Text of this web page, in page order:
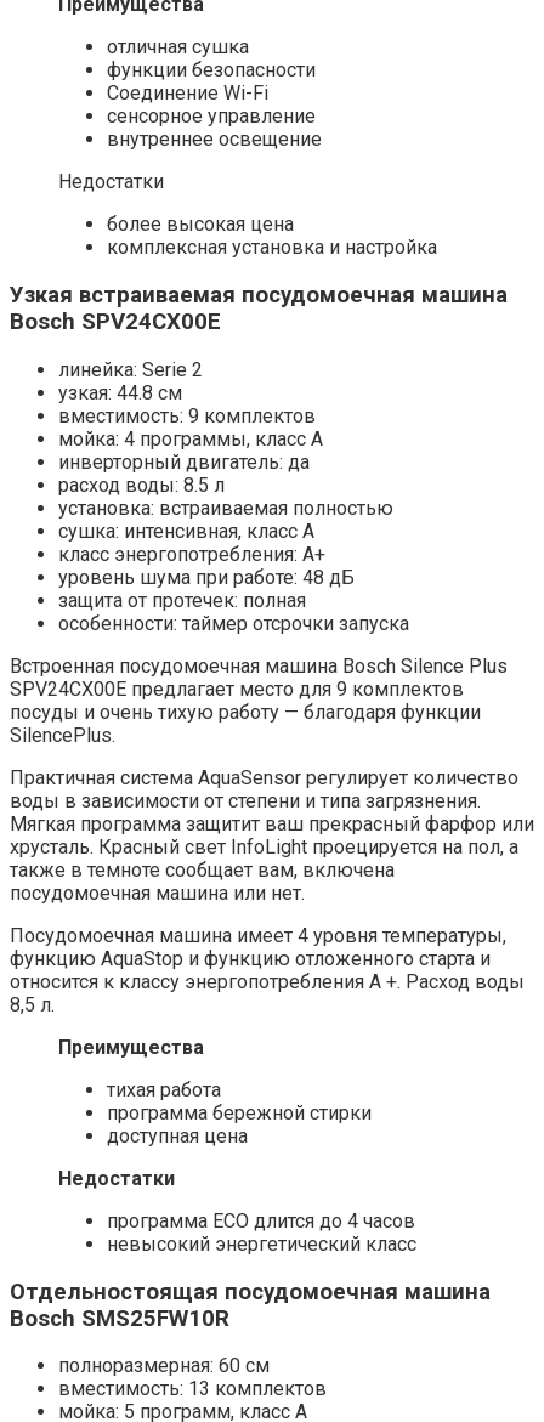
Преимущества
отличная сушка
функции безопасности
Соединение Wi-Fi
сенсорное управление
внутреннее освещение
Недостатки
более высокая цена
комплексная установка и настройка
Узкая встраиваемая посудомоечная машина
Bosch SPV24CX00E
линейка: Serie 2
узкая: 44.8 см
вместимость: 9 комплектов
мойка: 4 программы, класс A
инверторный двигатель: да
расход воды: 8.5 л
установка: встраиваемая полностью
сушка: интенсивная, класс A
класс энергопотребления: A+
уровень шума при работе: 48 дБ
защита от протечек: полная
особенности: таймер отсрочки запуска
Встроенная посудомоечная машина Bosch Silence Plus
SPV24CX00E предлагает место для 9 комплектов
посуды и очень тихую работу — благодаря функции
SilencePlus.
Практичная система AquaSensor регулирует количество
воды в зависимости от степени и типа загрязнения.
Мягкая программа защитит ваш прекрасный фарфор или
хрусталь. Красный свет InfoLight проецируется на пол, а
также в темноте сообщает вам, включена
посудомоечная машина или нет.
Посудомоечная машина имеет 4 уровня температуры,
функцию AquaStop и функцию отложенного старта и
относится к классу энергопотребления A +. Расход воды
8,5 л.
Преимущества
тихая работа
программа бережной стирки
доступная цена
Недостатки
программа ECO длится до 4 часов
невысокий энергетический класс
Отдельностоящая посудомоечная машина
Bosch SMS25FW10R
полноразмерная: 60 см
вместимость: 13 комплектов
мойка: 5 программ, класс A